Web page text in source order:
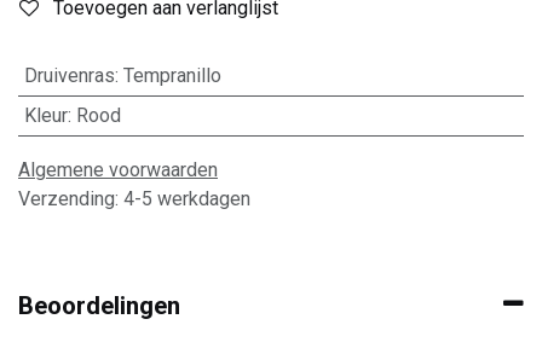
Toevoegen aan verlanglijst
Druivenras: Tempranillo
Kleur: Rood
Algemene voorwaarden
Verzending: 4-5 werkdagen
Beoordelingen